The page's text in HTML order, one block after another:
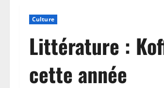
Culture
Littérature :
cette année